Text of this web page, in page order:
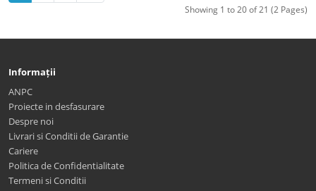
Showing 1 to 20 of 21 (2 Pages)
Informații
ANPC
Proiecte in desfasurare
Despre noi
Livrari si Conditii de Garantie
Cariere
Politica de Confidentialitate
Termeni si Conditii